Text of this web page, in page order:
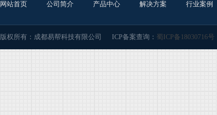
网站首页 公司简介 产品中心 解决方案 行业案例
版权所有：成都易帮科技有限公司 ICP备案查询： 蜀ICP备18030716号